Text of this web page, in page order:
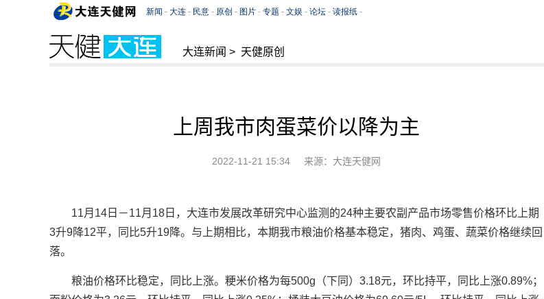
大连新闻 > 天健原创
上周我市肉蛋菜价以降为主
2022-11-21 15:34 来源：大连天健网
11月14日－11月18日，大连市发展改革研究中心监测的24种主要农副产品市场零售价格环比上期
3升9降12平，同比5升19降。与上期相比，本期我市粮油价格基本稳定，猪肉、鸡蛋、蔬菜价格继续回
落。
粮油价格环比稳定，同比上涨。粳米价格为每500g（下同）3.18元，环比持平，同比上涨0.89%；